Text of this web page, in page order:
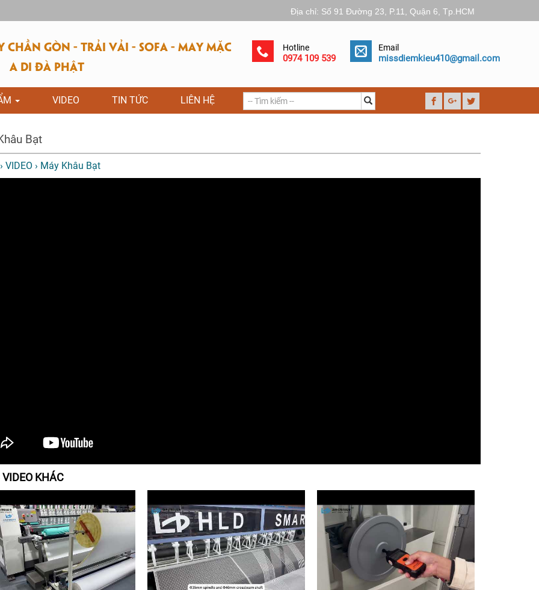
Địa chỉ: Số 91 Đường 23, P.11, Quận 6, Tp.HCM
CHẦN GÒN - TRẢI VẢI - SOFA - MAY MẶC
A DI ĐÀ PHẬT
Hotline
0974 109 539
Email
missdiemkieu410@gmail.com
VIDEO TIN TỨC LIÊN HỆ
Bạt
VIDEO › Máy Khâu Bạt
VIDEO KHÁC